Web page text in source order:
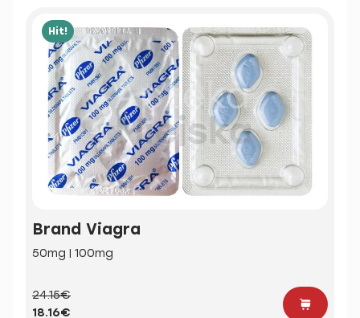
Hit!
Brand Viagra
50mg | 100mg
24.15€
18.16€